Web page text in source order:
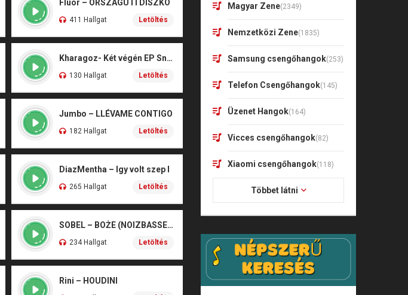
Fluor – ORSZÁGÚTI DISZKÓ
411 Hallgat Letöltés
Kharagoz- Két végén EP Snitt
130 Hallgat Letöltés
Jumbo – LLÉVAME CONTIGO
182 Hallgat Letöltés
DiazMentha – Igy volt szep I
265 Hallgat Letöltés
SOBEL – BOŻE (NOIZBASSES REMIX)
234 Hallgat Letöltés
Rini – HOUDINI
Magyar Zene(2349)
Nemzetközi Zene(1835)
Samsung csengőhangok(253)
Telefon Csengőhangok(145)
Üzenet Hangok(164)
Vicces csengőhangok(82)
Xiaomi csengőhangok(118)
Többet látni